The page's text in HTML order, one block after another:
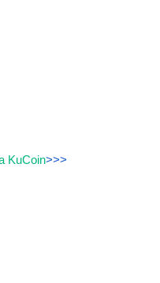
KuCoin>>>